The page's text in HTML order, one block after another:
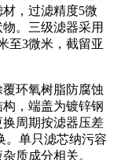
，过滤精度5微
。三级滤器采用
至3微米，截留亚
环氧树脂防腐蚀
，端盖为镀锌钢
周期按滤器压差
。单只滤芯纳污容
质成分相关。